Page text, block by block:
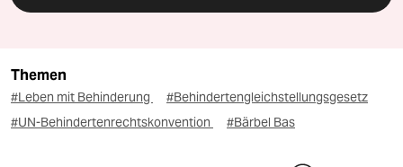
Themen
#Leben mit Behinderung
#Behindertengleichstellungsgesetz
#UN-Behindertenrechtskonvention
#Bärbel Bas